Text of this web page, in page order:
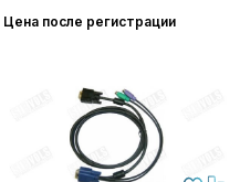
Цена после регистрации